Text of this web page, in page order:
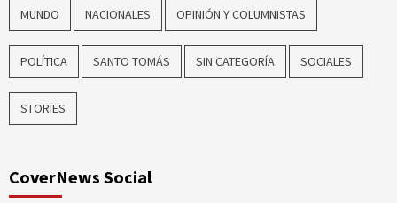
MUNDO NACIONALES OPINIÓN Y COLUMNISTAS
POLÍTICA SANTO TOMÁS SIN CATEGORÍA SOCIALES
STORIES
CoverNews Social